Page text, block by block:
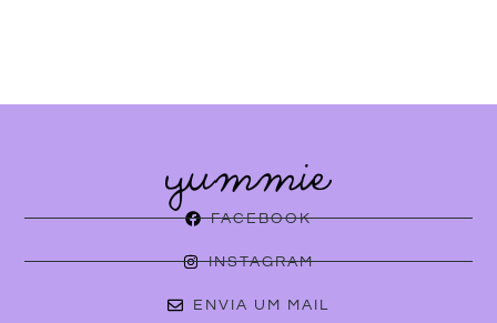
FACEBOOK
INSTAGRAM
ENVIA UM MAIL